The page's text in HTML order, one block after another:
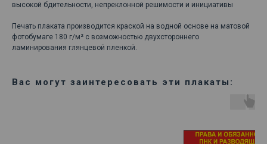
высокой бдительности, непреклонной решимости и инициативы
Печать плаката производится краской на водной основе на матовой
фотобумаге 180 г/м² с возможностью двухстороннего
ламинирования глянцевой пленкой.
Вас могут заинтересовать эти плакаты: